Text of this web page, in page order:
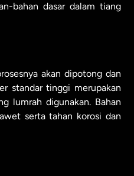
bahan dasar dalam tiang
akan dipotong dan
standar tinggi merupakan
lumrah digunakan. Bahan
serta tahan korosi dan